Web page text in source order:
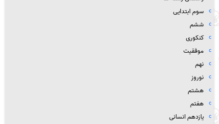
سوم ابتدایی
ششم
کنکوری
موفقیت
نهم
نوروز
هشتم
هفتم
یازدهم انسانی